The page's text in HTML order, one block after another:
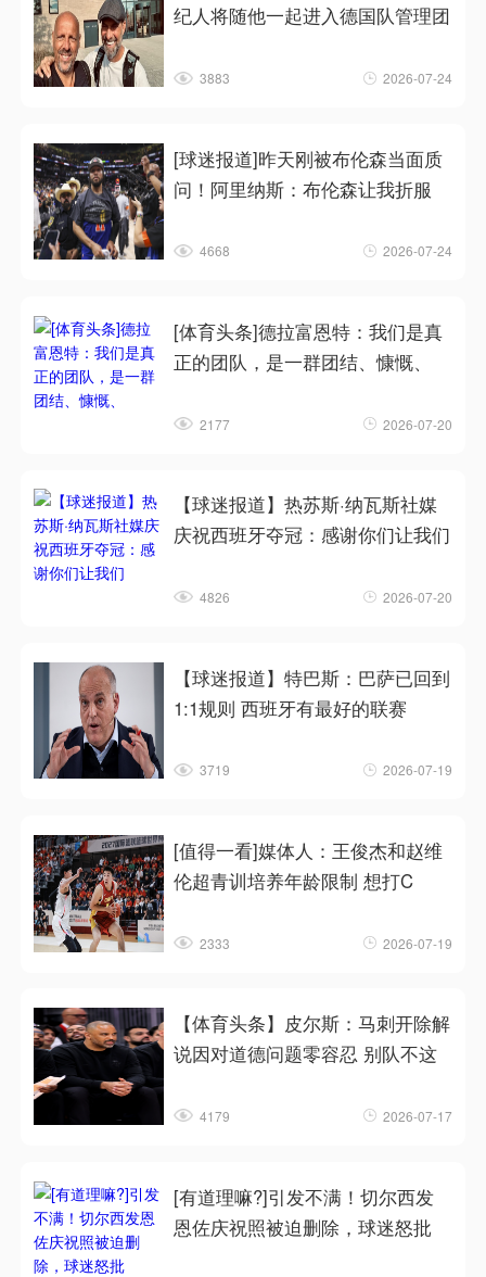
纪人将随他一起进入德国队管理团
3883 2026-07-24
[球迷报道]昨天刚被布伦森当面质
问！阿里纳斯：布伦森让我折服
4668 2026-07-24
[体育头条]德拉富恩特：我们是真
正的团队，是一群团结、慷慨、
2177 2026-07-20
【球迷报道】热苏斯·纳瓦斯社媒
庆祝西班牙夺冠：感谢你们让我们
4826 2026-07-20
【球迷报道】特巴斯：巴萨已回到
1:1规则 西班牙有最好的联赛
3719 2026-07-19
[值得一看]媒体人：王俊杰和赵维
伦超青训培养年龄限制 想打C
2333 2026-07-19
【体育头条】皮尔斯：马刺开除解
说因对道德问题零容忍 别队不这
4179 2026-07-17
[有道理嘛?]引发不满！切尔西发
恩佐庆祝照被迫删除，球迷怒批